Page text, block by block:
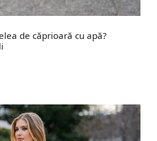
de căprioară cu apă?